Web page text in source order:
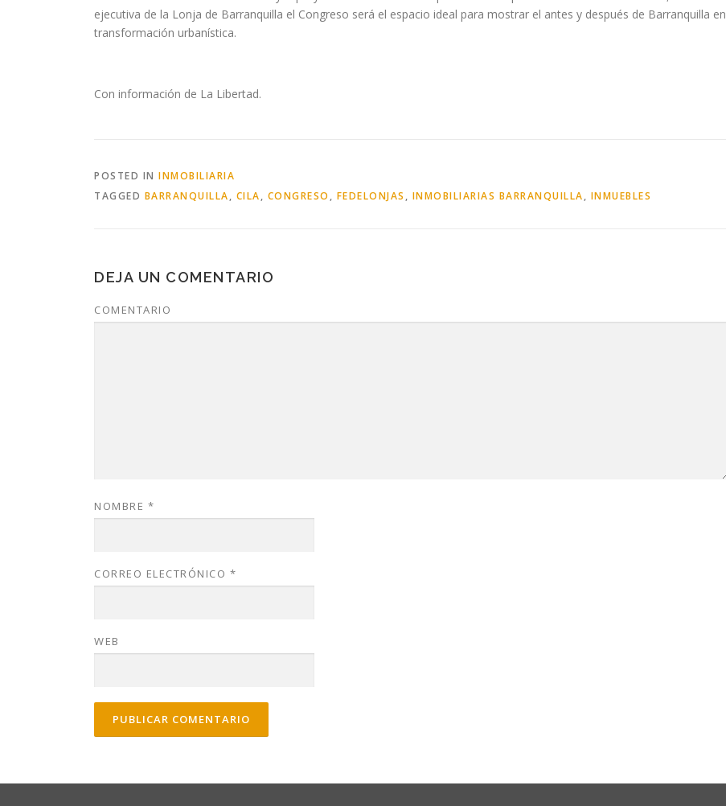
ejecutiva de la Lonja de Barranquilla el Congreso será el espacio ideal para mostrar el antes y después de Barranquilla en
transformación urbanística.
Con información de La Libertad.
POSTED IN INMOBILIARIA
TAGGED BARRANQUILLA, CILA, CONGRESO , FEDELONJAS , INMOBILIARIAS BARRANQUILLA, INMUEBLES
DEJA UN COMENTARIO
COMENTARIO
NOMBRE *
CORREO ELECTRÓNICO *
WEB